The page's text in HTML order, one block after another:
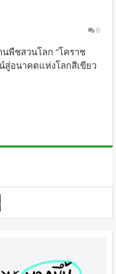
0
นพืชสวนโลก “โคราช
สู่อนาคตแห่งโลกสีเขียว